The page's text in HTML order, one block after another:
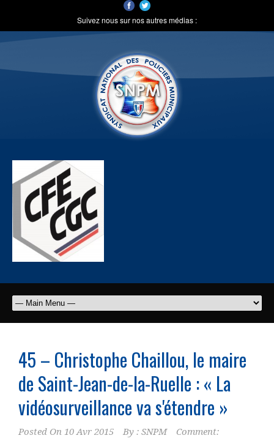
Suivez nous sur nos autres médias :
45 – Christophe Chaillou, le maire
de Saint-Jean-de-la-Ruelle : « La
vidéosurveillance va s'étendre »
Posted On 10 Avr 2015 By : SNPM
Comment: